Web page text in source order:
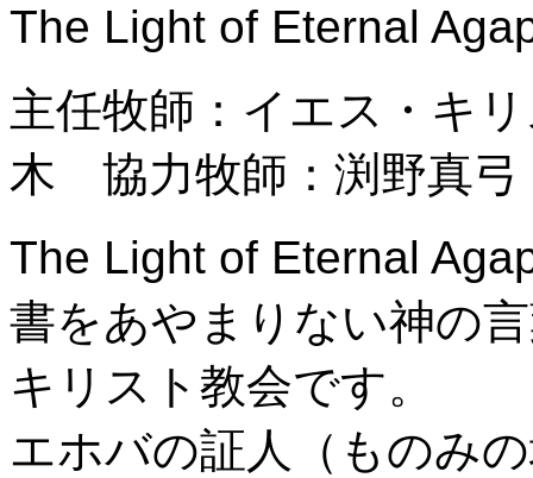
The Light of Eternal
主任牧師：イエス・キ
木 協力牧師：渕野真弓
The Light of Eternal
書をあやまりない神の
キリスト教会です。
エホバの証人（ものみ